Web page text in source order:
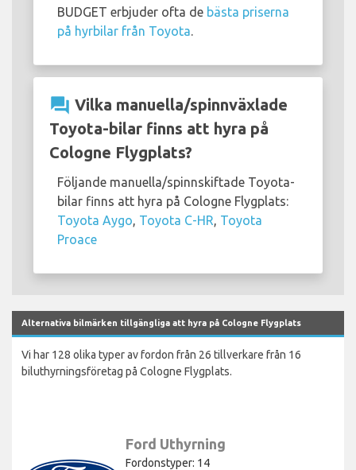
BUDGET erbjuder ofta de bästa priserna
på hyrbilar från Toyota
question_answer Vilka manuella/spinnväxlade
Toyota-bilar finns att hyra på
Cologne Flygplats?
Följande manuella/spinnskiftade Toyota-
bilar finns att hyra på Cologne Flygplats:
Toyota Aygo Toyota C-HR Toyota
Proace
Alternativa bilmärken tillgängliga att hyra på Cologne Flygplats
Vi har 128 olika typer av fordon från 26 tillverkare från 16
biluthyrningsföretag på Cologne Flygplats.
Ford Uthyrning
Fordonstyper: 14